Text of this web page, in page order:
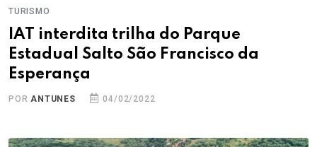
TURISMO
IAT interdita trilha do Parque
Estadual Salto São Francisco da
Esperança
POR ANTUNES 04/02/2022